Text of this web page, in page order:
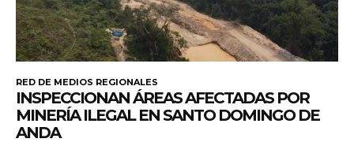
RED DE MEDIOS REGIONALES
INSPECCIONAN ÁREAS AFECTADAS POR
MINERÍA ILEGAL EN SANTO DOMINGO DE
ANDA